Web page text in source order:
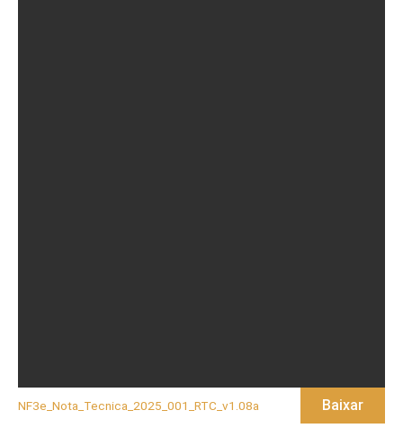
NF3e_Nota_Tecnica_2025_001_RTC_v1.08a Baixar